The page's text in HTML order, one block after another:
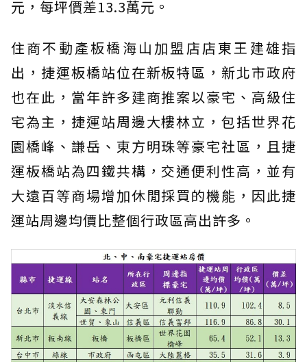
元，每坪價差13.3萬元。
住商不動產板橋海山加盟店店東王建雄指
出，捷運板橋站位在新板特區，新北市政府
也在此，當年許多建商推案以豪宅、高級住
宅為主，捷運站周邊大樓林立，包括世界花
園橋峰、謙岳、東方明珠等豪宅社區，且捷
運板橋站為四鐵共構，交通便利性高，並有
大遠百等商場增加休閒採買的機能，因此捷
運站周邊均價比整個行政區高出許多。